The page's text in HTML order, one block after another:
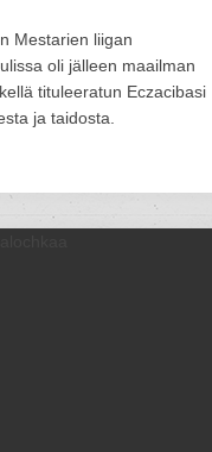
Mestarien liigan
oli jälleen maailman
tituleeratun Eczacibasi
ja taidosta.